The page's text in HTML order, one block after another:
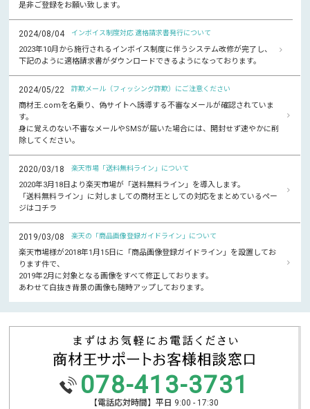
是非ご登録をお願い致します。
2024/08/04 インボイス制度対応 適格請求書発行について
2023年10月から施行されるインボイス制度に伴うシステム改修が完了し、
下記のように適格請求書がダウンロードできるようになっております。
2024/05/22 詐欺メール（フィッシング詐欺）にご注意ください
商材王.comを名乗り、偽サイトへ誘導する不審なメールが確認されていま
す。
身に覚えのない不審なメールやSMSが届いた場合には、開封せず速やかに削
除してください。
2020/03/18 楽天市場「送料無料ライン」について
2020年3月18日より楽天市場が「送料無料ライン」を導入します。
「送料無料ライン」に対しましての商材王としての対応をまとめているペー
ジはコチラ
2019/03/08 楽天の「商品画像登録ガイドライン」について
楽天市場様が2018年1月15日に「商品画像登録ガイドライン」を設置してお
ります件で、
2019年2月に対象となる画像をすべて修正しております。
あわせて白抜き背景の画像も随時アップしております。
078-413-3731
【電話応対時間】平日 9:00 - 17:30